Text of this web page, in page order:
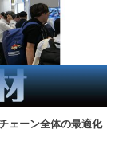
ェーン全体の最適化